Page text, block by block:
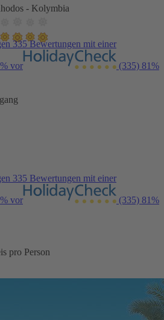
- Kolymbia
335 Bewertungen mit einer
vor (335) 81%
335 Bewertungen mit einer
vor (335) 81%
pro Person